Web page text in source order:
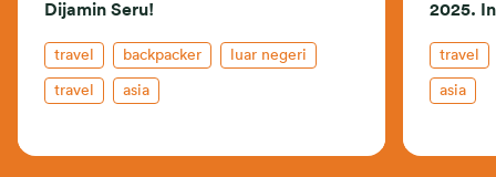
Dijamin Seru!
travel backpacker luar negeri
travel asia
2025.
travel
asia